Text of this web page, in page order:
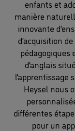
enfants et
manière
innovante
d’acquisition
pédagogiques
d’anglais
Heysel nous
différentes
pour un